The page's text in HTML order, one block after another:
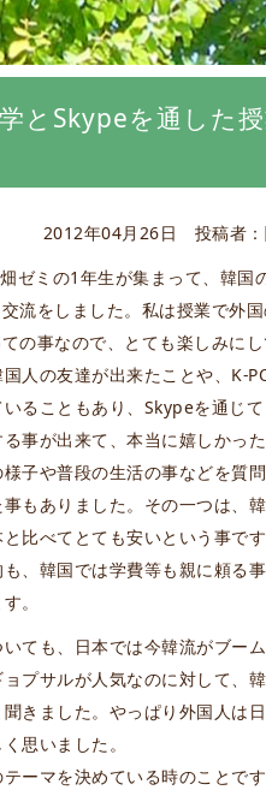
とSkypeを通した
2012年04月26日 投稿者
ゼミの1年生が集まって、韓国
流をしました。私は授業で外
の事なので、とても楽しみにし
人の友達が出来たことや、K-
ることもあり、Skypeを通じ
事が出来て、本当に嬉しかった
子や普段の生活の事などを質
もありました。その一つは、
比べてとても安いという事で
、韓国では学費等も親に頼る
。
ても、日本では今韓流がブー
プサルが人気なのに対して、
きました。やっぱり外国人は
思いました。
ーマを決めている時のことで